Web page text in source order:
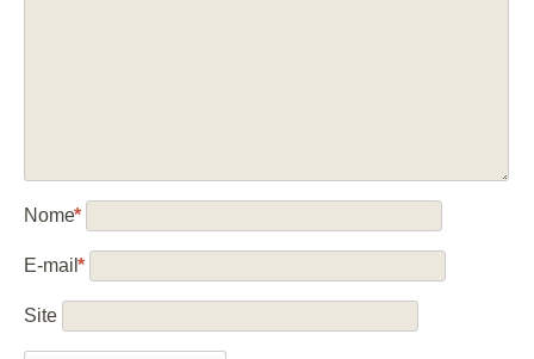
Nome*
E-mail*
Site